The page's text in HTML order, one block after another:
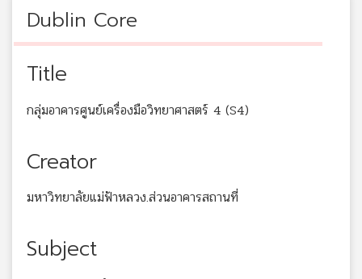
Dublin Core
Title
กลุ่มอาคารศูนย์เครื่องมือวิทยาศาสตร์ 4 (S4)
Creator
มหาวิทยาลัยแม่ฟ้าหลวง.ส่วนอาคารสถานที่
Subject